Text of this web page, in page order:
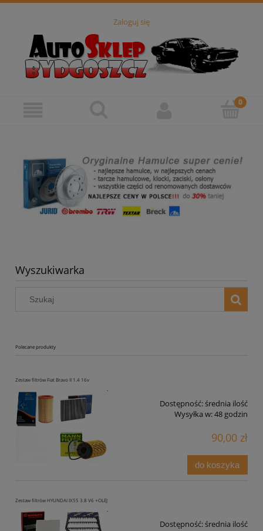
Zaloguj się
Wyszukiwarka
Polecane produkty
Zestaw filtrów Fiat Bravo II 1.4 16v
Dostępność:średnia ilość
Wysyłka w:48 godzin
90,00 zł
do koszyka
Zestaw filtrów HYUNDAI IX55 3.8 V6 +OLEJ
Dostępność:średnia ilość